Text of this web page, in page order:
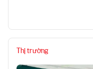
Thị trường